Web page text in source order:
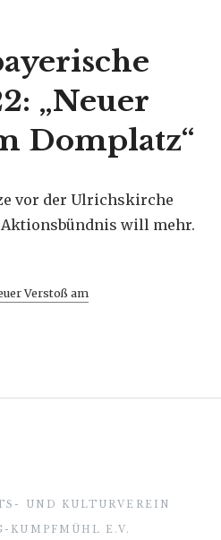
„Neuer
Domplatz“
vor der Ulrichskirche
will mehr.
Verstoß am
UND KULTURVEREIN
KUMPFMÜHL E.V.